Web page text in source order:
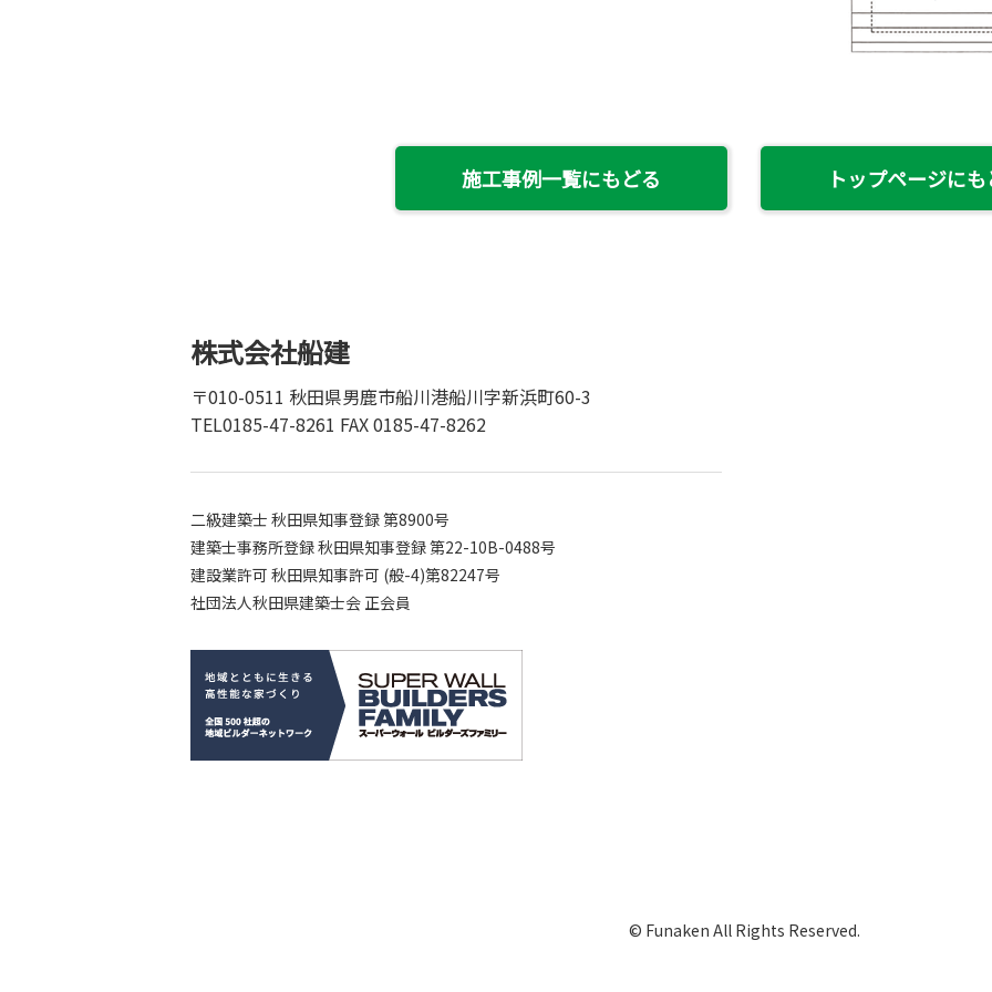
施工事例一覧にもどる トップページに
株式会社船建
〒010-0511 秋田県男鹿市船川港船川字新浜町60-3
TEL0185-47-8261 FAX 0185-47-8262
二級建築士 秋田県知事登録 第8900号
建築士事務所登録 秋田県知事登録 第22-10B-0488号
建設業許可 秋田県知事許可 (般-4)第82247号
社団法人秋田県建築士会 正会員
© Funaken All Rights Reserved.